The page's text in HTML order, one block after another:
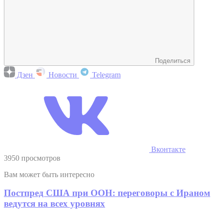
Поделиться
Дзен Новости Telegram
Вконтакте
3950 просмотров
Вам может быть интересно
Постпред США при ООН: переговоры с Ираном
ведутся на всех уровнях